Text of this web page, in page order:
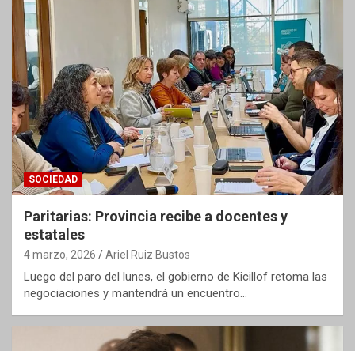
SOCIEDAD
Paritarias: Provincia recibe a docentes y
estatales
4 marzo, 2026 Ariel Ruiz Bustos
Luego del paro del lunes, el gobierno de Kicillof retoma las
negociaciones y mantendrá un encuentro…